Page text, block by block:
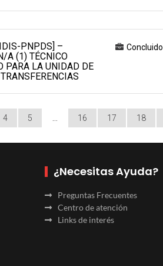
PNPDS] –
A (1) TÉCNICO
PARA LA UNIDAD DE
Concluido
4 5 16 17 18
¿Necesitas Ayuda?
Preguntas Frecuentes
Centro de atención
Links de interés